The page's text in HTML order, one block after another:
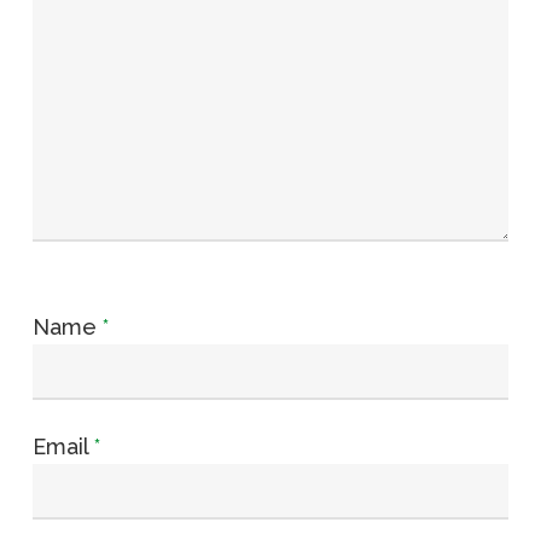
Name *
Email*